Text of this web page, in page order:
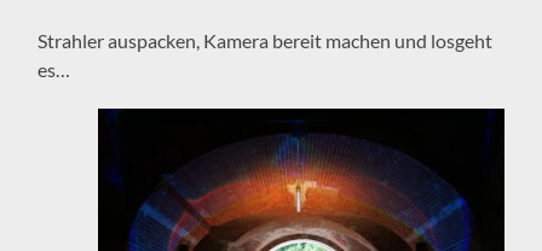
Strahler auspacken, Kamera bereit machen und losgeht
es…